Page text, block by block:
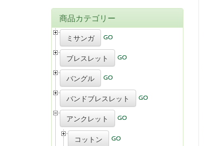
商品カテゴリー
ミサンガ
ブレスレット
バングル
バンドブレスレット
アンクレット
コットン